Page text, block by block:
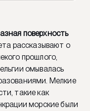
поверхность
рассказывают о
прошлого,
омывалась
Мелкие
такие как
морские были